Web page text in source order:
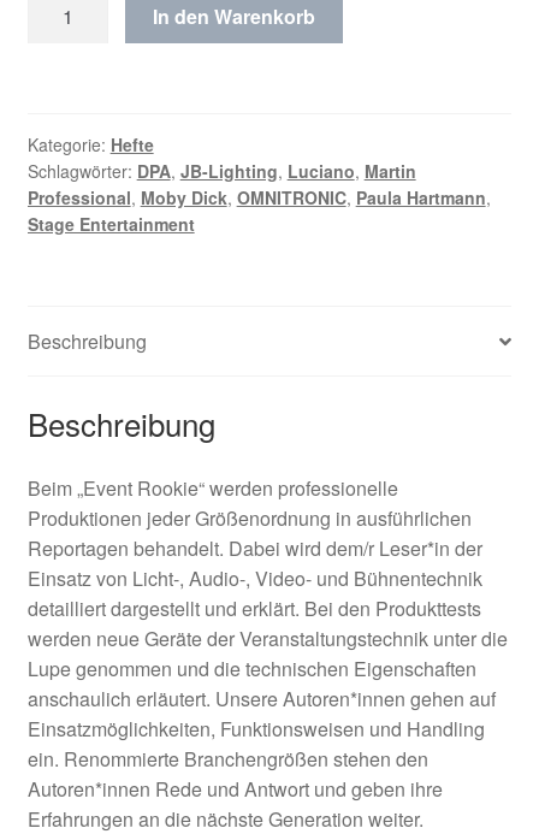
Rookie
In den Warenkorb
Kategorie: Hefte
Schlagwörter: DPA, JB-Lighting, Luciano, Martin
Professional, Moby Dick, OMNITRONIC, Paula Hartmann,
Stage Entertainment
Beschreibung
Beschreibung
Beim „Event Rookie“ werden professionelle
Produktionen jeder Größenordnung in ausführlichen
Reportagen behandelt. Dabei wird dem/r Leser*in der
Einsatz von Licht-, Audio-, Video- und Bühnentechnik
detailliert dargestellt und erklärt. Bei den Produkttests
werden neue Geräte der Veranstaltungstechnik unter die
Lupe genommen und die technischen Eigenschaften
anschaulich erläutert. Unsere Autoren*innen gehen auf
Einsatzmöglichkeiten, Funktionsweisen und Handling
ein. Renommierte Branchengrößen stehen den
Autoren*innen Rede und Antwort und geben ihre
Erfahrungen an die nächste Generation weiter.